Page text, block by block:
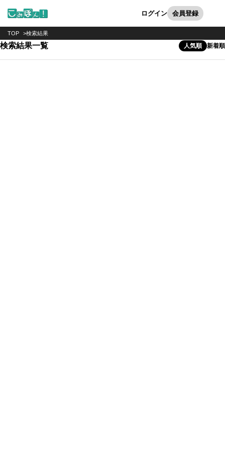
ログイン 会員登録カート
TOP 検索結果
検索結果一覧 人気順 新着順